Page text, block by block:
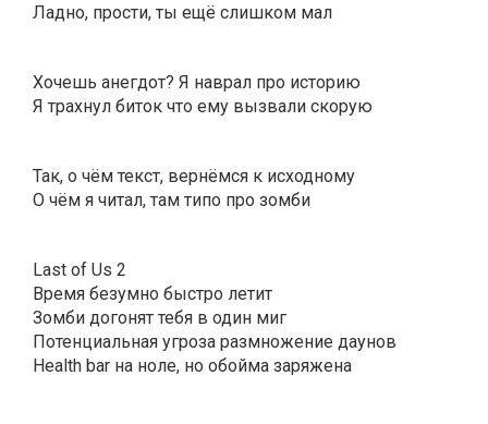
Ладно, прости, ты ещë слишком мал
Хочешь анегдот? Я наврал про историю
Я трахнул биток что ему вызвали скорую
Так, о чëм текст, вернëмся к исходному
О чëм я читал, там типо про зомби
Last of Us 2
Время безумно быстро летит
Зомби догонят тебя в один миг
Потенциальная угроза размножение даунов
Health bar на ноле, но обойма заряжена